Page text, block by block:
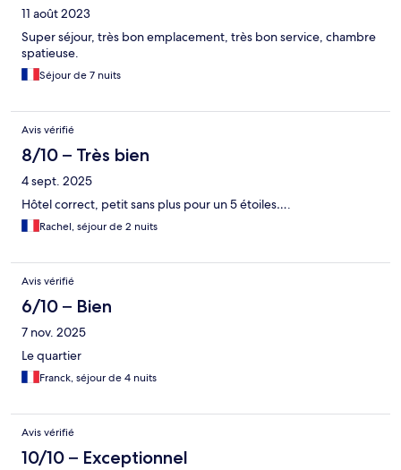
11 août 2023
Super séjour, très bon emplacement, très bon service, chambre
spatieuse.
Séjour de 7 nuits
Avis vérifié
8/10 – Très bien
4 sept. 2025
Hôtel correct, petit sans plus pour un 5 étoiles….
Rachel, séjour de 2 nuits
Avis vérifié
6/10 – Bien
7 nov. 2025
Le quartier
Franck, séjour de 4 nuits
Avis vérifié
10/10 – Exceptionnel